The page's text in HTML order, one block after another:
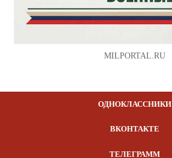
MILPORTAL.RU
ОДНОКЛАССНИКИ
ВКОНТАКТЕ
ТЕЛЕГРАММ